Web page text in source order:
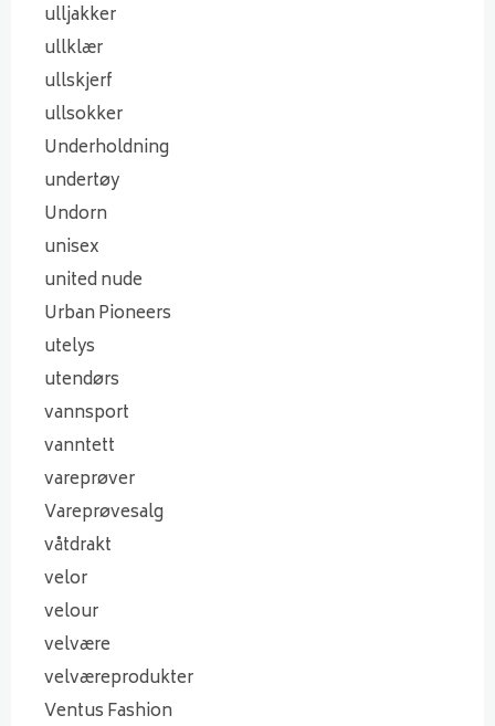
ulljakker
ullklær
ullskjerf
ullsokker
Underholdning
undertøy
Undorn
unisex
united nude
Urban Pioneers
utelys
utendørs
vannsport
vanntett
vareprøver
Vareprøvesalg
våtdrakt
velor
velour
velvære
velværeprodukter
Ventus Fashion